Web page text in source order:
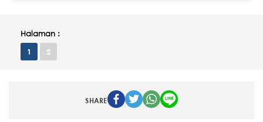
Halaman :
1 2
SHARE